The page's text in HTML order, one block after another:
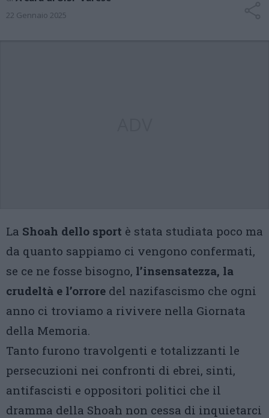
22 Gennaio 2025
La Shoah dello sport è stata studiata poco ma
da quanto sappiamo ci vengono confermati,
se ce ne fosse bisogno, l’insensatezza, la
crudeltà e l’orrore del nazifascismo che ogni
anno ci troviamo a rivivere nella Giornata
della Memoria.
Tanto furono travolgenti e totalizzanti le
persecuzioni nei confronti di ebrei, sinti,
antifascisti e oppositori politici che il
dramma della Shoah non cessa di inquietarci